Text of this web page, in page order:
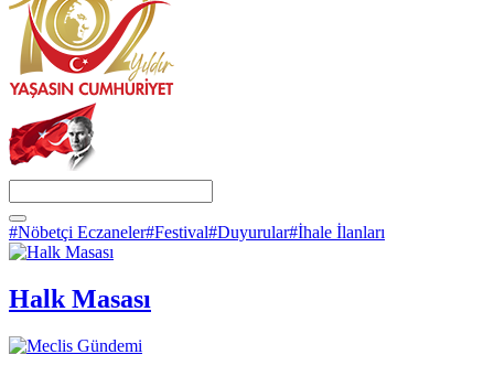
#Nöbetçi Eczaneler#Festival#Duyurular#İhale İlanları
Halk Masası